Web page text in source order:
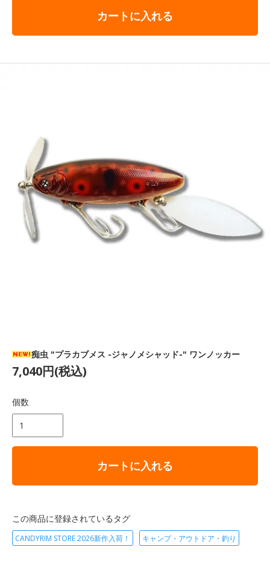
カートに入れる
痴虫 "プラカブメス -ジャノメシャッド-" ワンノッカー
7,040円(税込)
個数
カートに入れる
この商品に登録されているタグ
CANDYRIM STORE 2026新作入荷！ キャンプ・アウトドア・釣り